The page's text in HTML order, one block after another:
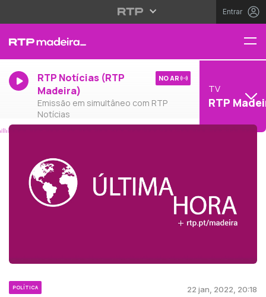
Entrar
RTP Notícias (RTP
Madeira)
Emissão em simultâneo com RTP
Notícias
NO AR
TV
RTP
POLÍTICA 22 jan, 2022, 20:18